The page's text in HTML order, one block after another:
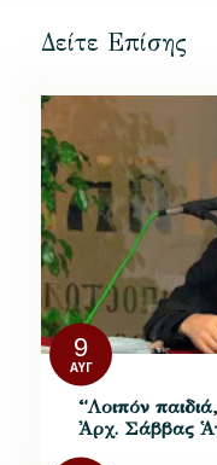
Δείτε Επίσης
9
ΑΥΓ
“Λοιπόν
Ἀρχ. Σάββας